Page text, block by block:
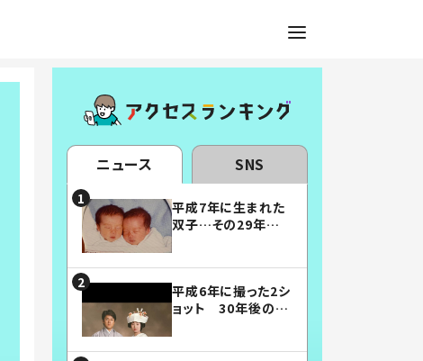
ニュース SNS
平成7年に生まれた
双子…その29年後
平成6年に撮った2シ
ョット 30年後の姿